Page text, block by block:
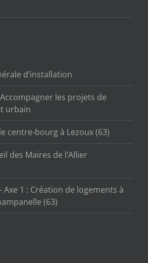
d’installation
les projets de
urbain
centre-bourg à Lezoux (63)
des Maires de l’Allier
Axe 1 : Création de logements à
(63)